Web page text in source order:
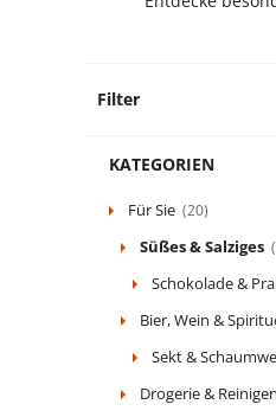
Filter
KATEGORIEN
Für Sie (20)
Süßes & Salziges
Schokolade &
Bier, Wein &
Sekt &
Drogerie & Reinigen